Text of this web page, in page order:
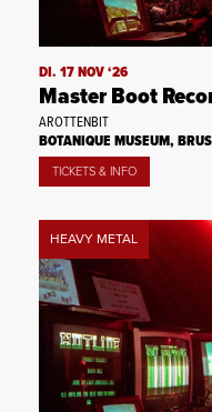
DI. 17 NOV ‘26
Master Boot
AROTTENBIT
BOTANIQUE MUSEUM,
TICKETS & INFO
HEAVY METAL